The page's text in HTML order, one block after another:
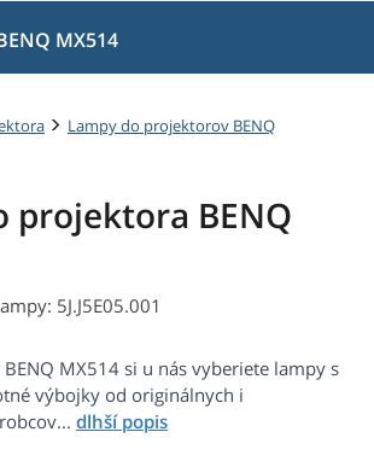
MX514
Lampy do projektorov BENQ
projektora BENQ
5J.J5E05.001
MX514 si u nás vyberiete lampy s
výbojky od originálnych i